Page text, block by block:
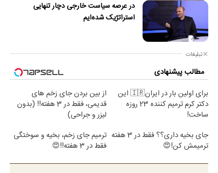
در عرصه سیاست خارجی دچار تنهایی
استراتژیک شده‌ایم
تبلیغات
مطالب پیشنهادی
برای اولین بار در ایران🇮🇷 این
دکتر کرم ترمیم کننده 23 روزه
ساخت!
از بین بردن جای زخم های
قدیمی، فقط در 3 هفته!! (بدون
لیزر و جراحی)
جای بخیه داری؟؟ فقط در 3 هفته
ترمیمش کن!😍
ترمیم جای زخم، بخیه و سوختگی
فقط در 3 هفته!!😍